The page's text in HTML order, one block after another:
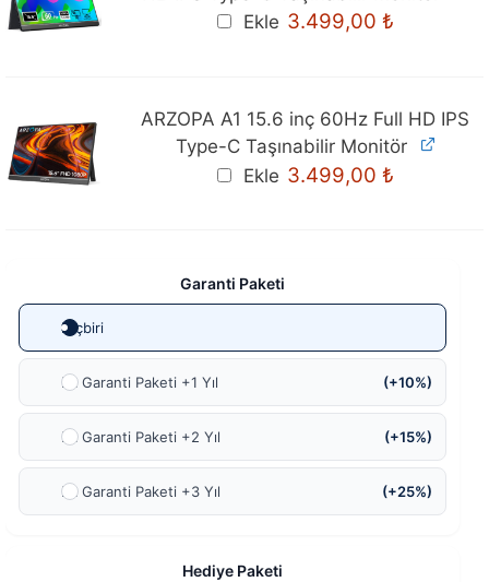
Ekle Orijinal
fiyat:
3.499,00 ₺Mevcut
ARZOPA A1 15.6 inç 60Hz Full HD IPS
Type-C Taşınabilir Monitör
Ekle Orijinal
fiyat:
3.499,00 ₺
Garanti Paketi
Hiçbiri
Ek Garanti Paketi +1 Yıl (+10%)
Ek Garanti Paketi +2 Yıl (+15%)
Ek Garanti Paketi +3 Yıl (+25%)
Hediye Paketi